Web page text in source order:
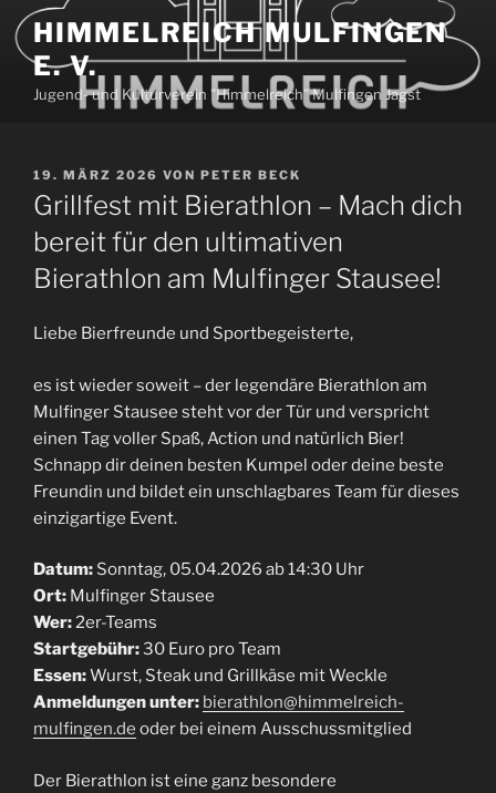
Zum
Inhalt
springen
HIMMELREICH MULFINGEN
E. V.
Jugend- und Kulturverein "Himmelreich" Mulfingen Jagst
VERÖFFENTLICHT
AM
19. MÄRZ 2026 VON PETER BECK
Grillfest mit Bierathlon – Mach dich
bereit für den ultimativen
Bierathlon am Mulfinger Stausee!
Liebe Bierfreunde und Sportbegeisterte,
es ist wieder soweit – der legendäre Bierathlon am
Mulfinger Stausee steht vor der Tür und verspricht
einen Tag voller Spaß, Action und natürlich Bier!
Schnapp dir deinen besten Kumpel oder deine beste
Freundin und bildet ein unschlagbares Team für dieses
einzigartige Event.
Datum: Sonntag, 05.04.2026 ab 14:30 Uhr
Ort: Mulfinger Stausee
Wer:2er-Teams
Startgebühr:30 Euro pro Team
Essen:Wurst, Steak und Grillkäse mit Weckle
Anmeldungen unter: bierathlon@himmelreich-
mulfingen.de oder bei einem Ausschussmitglied
Der Bierathlon ist eine ganz besondere